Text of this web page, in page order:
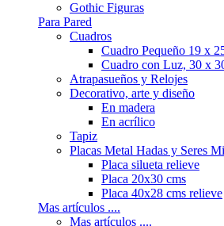
Gothic Figuras
Para Pared
Cuadros
Cuadro Pequeño 19 x
Cuadro con Luz, 30 x
Atrapasueños y Relojes
Decorativo, arte y diseño
En madera
En acrílico
Tapiz
Placas Metal Hadas y Seres
Placa silueta relieve
Placa 20x30 cms
Placa 40x28 cms relieve
Mas artículos ....
Mas artículos ....